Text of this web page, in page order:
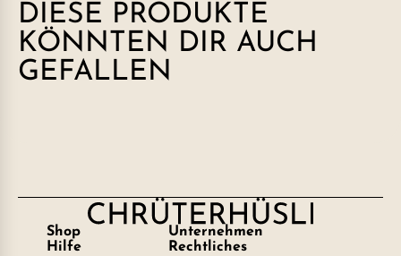
DIESE PRODUKTE
KÖNNTEN DIR AUCH
GEFALLEN
Shop
Unternehmen
Hilfe
Rechtliches